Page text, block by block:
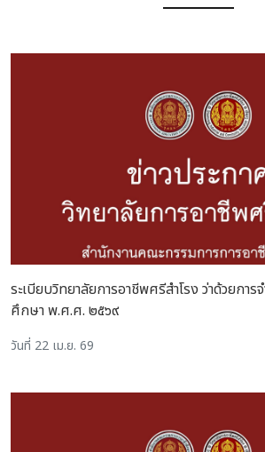
ระเบียบวิทยาลัยการอาชีพศรีสำโรง ว่าด้วยการ
ศึกษา พ.ศ.ศ. ๒๕๖๙
วันที่ 22 เม.ย. 69